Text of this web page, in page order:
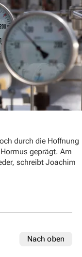
durch die Hoffnung
geprägt. Am
schreibt Joachim
Nach oben